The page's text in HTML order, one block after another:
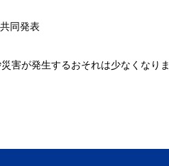
同発表
害が発生するおそれは少なくなり